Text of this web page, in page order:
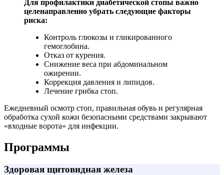
Для профилактики диабетической стопы важно
целенаправленно убрать следующие факторы
риска:
Контроль глюкозы и гликированного
гемоглобина.
Отказ от курения.
Снижение веса при абдоминальном
ожирении.
Коррекция давления и липидов.
Лечение грибка стоп.
Ежедневный осмотр стоп, правильная обувь и регулярная
обработка сухой кожи безопасными средствами закрывают
«входные ворота» для инфекции.
Программы
Здоровая щитовидная железа